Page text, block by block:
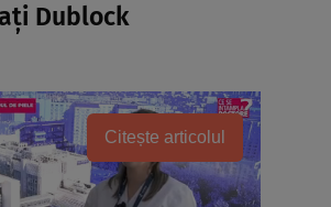
Dublock
Citește articolul